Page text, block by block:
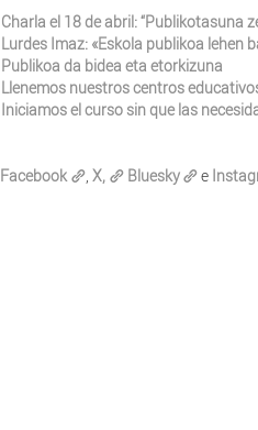
Charla el 18 de abril: “Publikotasuna
Lurdes Imaz: «Eskola publikoa lehen
Publikoa da bidea eta etorkizuna
Llenemos nuestros centros
Iniciamos el curso sin que las
Facebook , X, Bluesky e